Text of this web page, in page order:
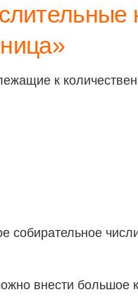
к
собирательное
внести большое